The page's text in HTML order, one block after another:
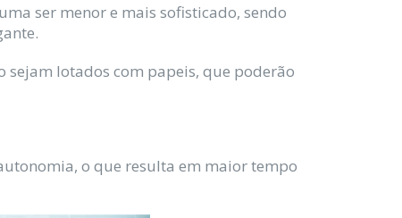
ser menor e mais sofisticado, sendo
sejam lotados com papeis, que poderão
o que resulta em maior tempo